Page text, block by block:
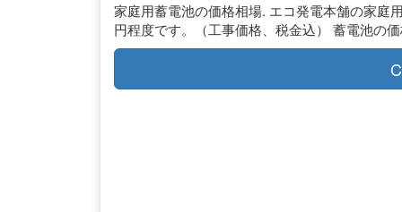
家庭用蓄電池の価格相場. エコ発電本舗の家庭
円程度です。（工事価格、税金込） 蓄電池の